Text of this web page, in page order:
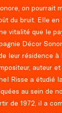
on pourrait
du bruit. Elle
vitalité que le
Décor
leur résidence à
auteur et
Risse a étudié
au sein de
de 1972, il a